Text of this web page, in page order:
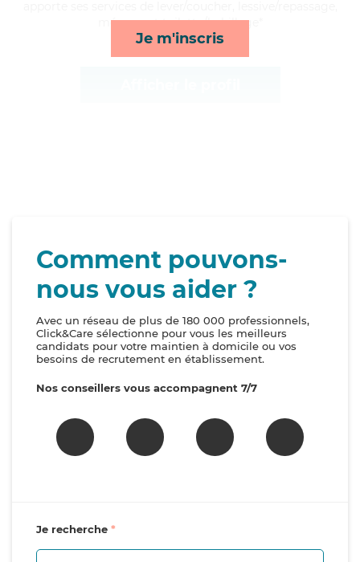
Je m'inscris
ménage et toilette/habillage*
Comment pouvons-
nous vous aider ?
Avec un réseau de plus de 180 000 professionnels,
Click&Care sélectionne pour vous les meilleurs
candidats pour votre maintien à domicile ou vos
besoins de recrutement en établissement.
Nos conseillers vous accompagnent 7/7
Je recherche